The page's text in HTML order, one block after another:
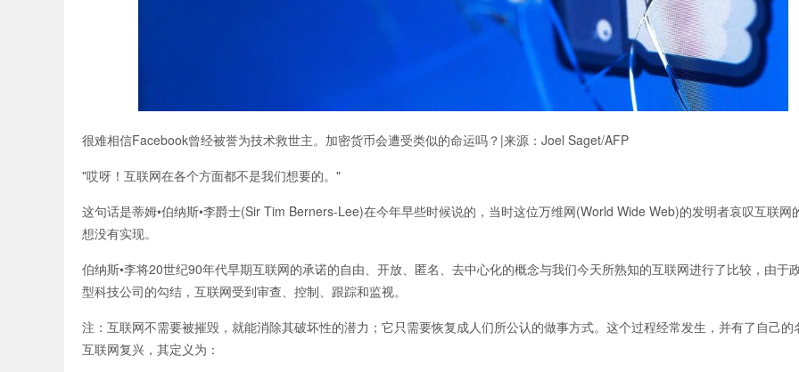
很难相信Facebook曾经被誉为技术救世主。加密货币会遭受类似的命运吗？|来源：Joel Saget/AFP
"哎呀！互联网在各个方面都不是我们想要的。"
这句话是蒂姆•伯纳斯•李爵士(Sir Tim Berners-Lee)在今年早些时候说的，当时这位万维网(World Wide Web)的发明者哀叹互联网
想没有实现。
伯纳斯•李将20世纪90年代早期互联网的承诺的自由、开放、匿名、去中心化的概念与我们今天所熟知的互联网进行了比较，由于
型科技公司的勾结，互联网受到审查、控制、跟踪和监视。
注：互联网不需要被摧毁，就能消除其破坏性的潜力；它只需要恢复成人们所公认的做事方式。这个过程经常发生，并有了自己
互联网复兴，其定义为：